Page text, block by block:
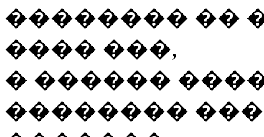
�������� ��
���� ���,
� ������
��������